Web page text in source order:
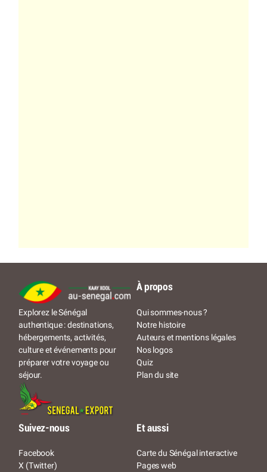
Explorez le Sénégal
authentique : destinations,
hébergements, activités,
culture et événements pour
préparer votre voyage ou
séjour.
À propos
Qui sommes-nous ?
Notre histoire
Auteurs et mentions légales
Nos logos
Quiz
Plan du site
Suivez-nous
Facebook
X (Twitter)
Et aussi
Carte du Sénégal interactive
Pages web